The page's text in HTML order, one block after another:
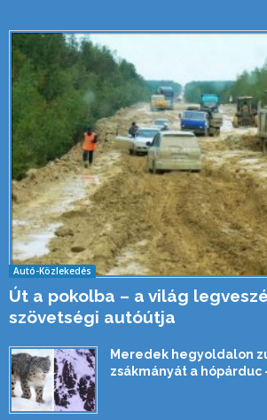
Autó-Közlekedés
Út a pokolba – a világ
szövetségi autóútja
Meredek hegyoldalon
zsákmányát a hópárduc